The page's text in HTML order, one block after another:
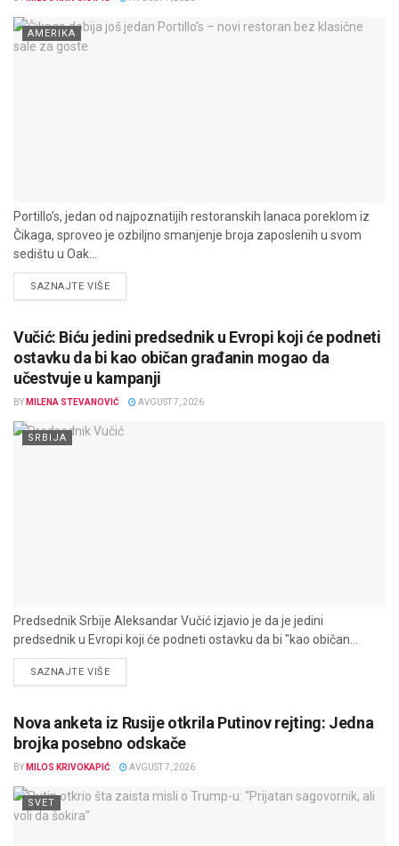
AMERIKA
Portillo’s, jedan od najpoznatijih restoranskih lanaca poreklom iz
Čikaga, sproveo je ozbiljno smanjenje broja zaposlenih u svom
sedištu u Oak...
SAZNAJTE VIŠEDETAILS
Vučić: Biću jedini predsednik u Evropi koji će podneti
ostavku da bi kao običan građanin mogao da
učestvuje u kampanji
BY MILENA STEVANOVIĆ AVGUST 7, 2026
SRBIJA
Predsednik Srbije Aleksandar Vučić izjavio je da je jedini
predsednik u Evropi koji će podneti ostavku da bi "kao običan...
SAZNAJTE VIŠEDETAILS
Nova anketa iz Rusije otkrila Putinov rejting: Jedna
brojka posebno odskače
BY MILOS KRIVOKAPIĆ AVGUST 7, 2026
SVET